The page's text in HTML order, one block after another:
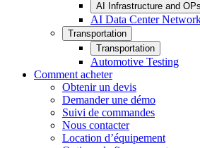
AI Infrastructure and OPs
AI Data Center
Transportation
Transportation
Automotive Testing
Comment acheter
Obtenir un devis
Demander une démo
Suivi de commandes
Nous contacter
Location d’équipement